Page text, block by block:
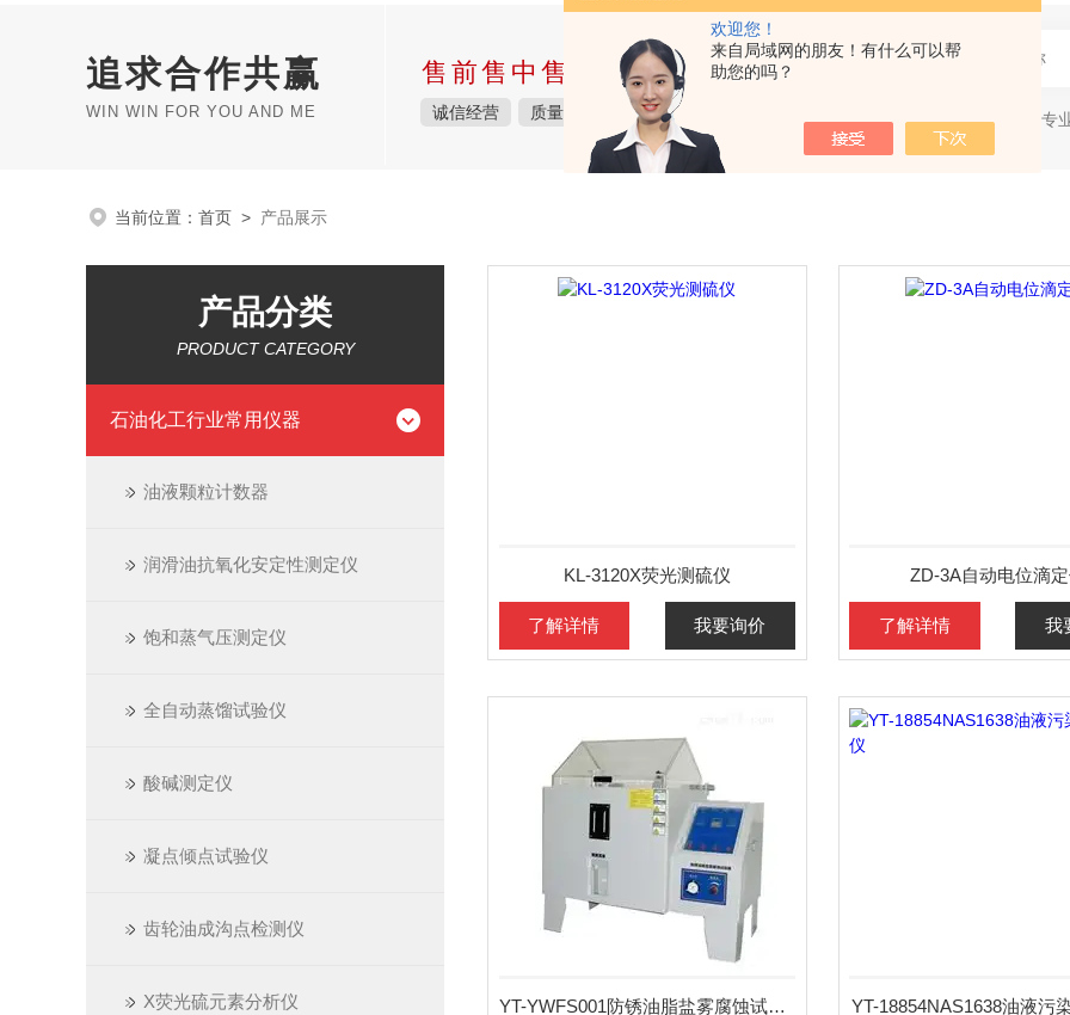
欢迎您！
来自局域网的朋友！有什么可以帮
助您的吗？
追求合作共赢
WIN WIN FOR YOU AND ME
售前售中售后完整的服务体系
诚信经营 质量保障 价格实惠 热门关键词：石油产品专
当前位置： 首页 > 产品展示
产品分类
PRODUCT CATEGORY
石油化工行业常用仪器
油液颗粒计数器
润滑油抗氧化安定性测定仪
饱和蒸气压测定仪
全自动蒸馏试验仪
酸碱测定仪
凝点倾点试验仪
齿轮油成沟点检测仪
X荧光硫元素分析仪
KL-3120X荧光测硫仪
了解详情 我要询价
ZD-3A自动电位滴
了解详情 我
YT-YWFS001防锈油脂盐雾腐蚀试验仪 YT-18854NAS1638油液污